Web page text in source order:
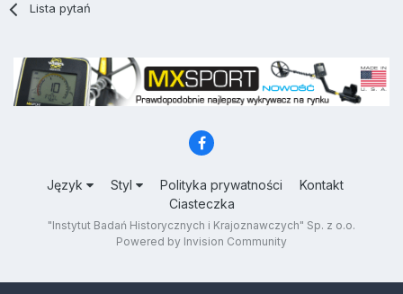
Lista pytań
Język Styl Polityka prywatności
Kontakt
Ciasteczka
"Instytut Badań Historycznych i Krajoznawczych" Sp. z o.o.
Powered by Invision Community